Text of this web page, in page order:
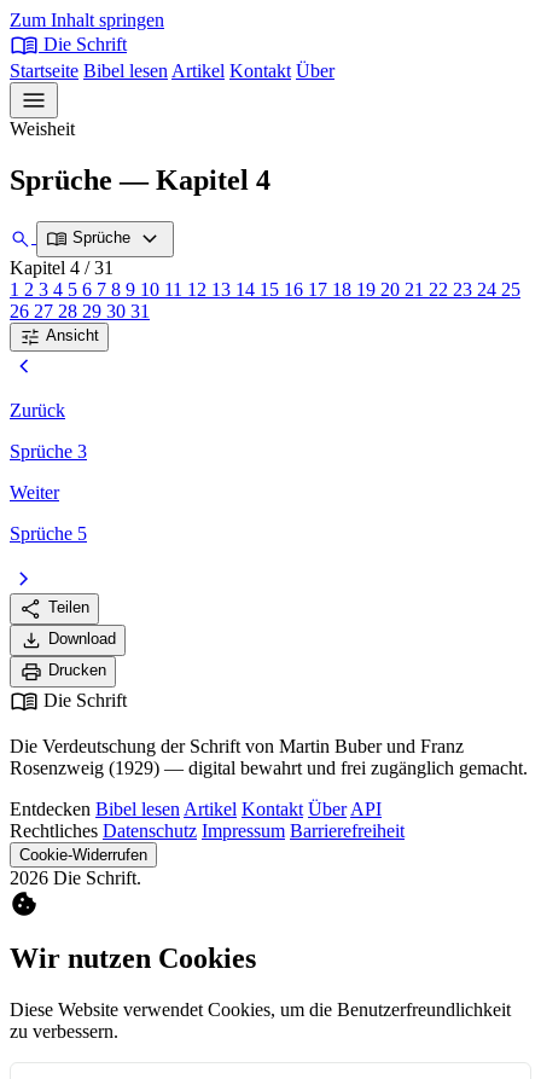
Zum Inhalt springen
menu_book Die Schrift
Startseite Bibel lesen Artikel Kontakt Über
menu
Weisheit
Sprüche — Kapitel 4
search menu_book Sprüche expand_more
Kapitel 4 / 31
1 2 3 4 5 6 7 8 9 10 11 12 13 14 15 16 17 18 19 20 21 22 23 24 25
26 27 28 29 30 31
tune Ansicht
chevron_left
Zurück
Sprüche 3
Weiter
Sprüche 5
chevron_right
share Teilen
download Download
print Drucken
menu_book Die Schrift
Die Verdeutschung der Schrift von Martin Buber und Franz
Rosenzweig (1929) — digital bewahrt und frei zugänglich gemacht.
Entdecken Bibel lesen Artikel Kontakt Über API
Rechtliches Datenschutz Impressum Barrierefreiheit
Cookie-Widerrufen
2026 Die Schrift.
cookie
Wir nutzen Cookies
Diese Website verwendet Cookies, um die Benutzerfreundlichkeit
zu verbessern.